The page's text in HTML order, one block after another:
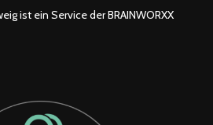
ist ein Service der BRAINWORXX